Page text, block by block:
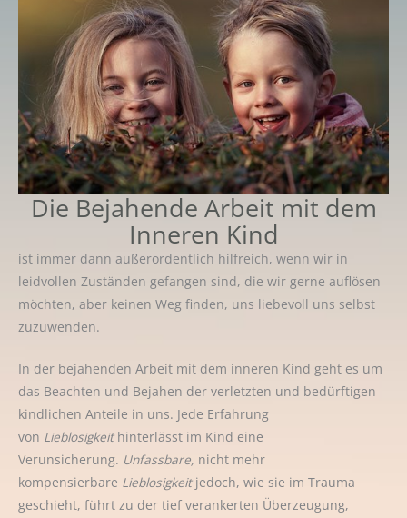
Die Bejahende Arbeit mit dem
Inneren Kind
ist immer dann außerordentlich hilfreich, wenn wir in
leidvollen Zuständen gefangen sind, die wir gerne auflösen
möchten, aber keinen Weg finden, uns liebevoll uns selbst
zuzuwenden.
In der bejahenden Arbeit mit dem inneren Kind geht es um
das Beachten und Bejahen der verletzten und bedürftigen
kindlichen Anteile in uns. Jede Erfahrung
von Lieblosigkeithinterlässt im Kind eine
Verunsicherung. Unfassbare, nicht mehr
kompensierbare Lieblosigkeit jedoch, wie sie im Trauma
geschieht, führt zu der tief verankerten Überzeugung,